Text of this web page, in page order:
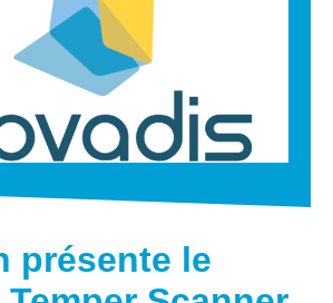
présente le